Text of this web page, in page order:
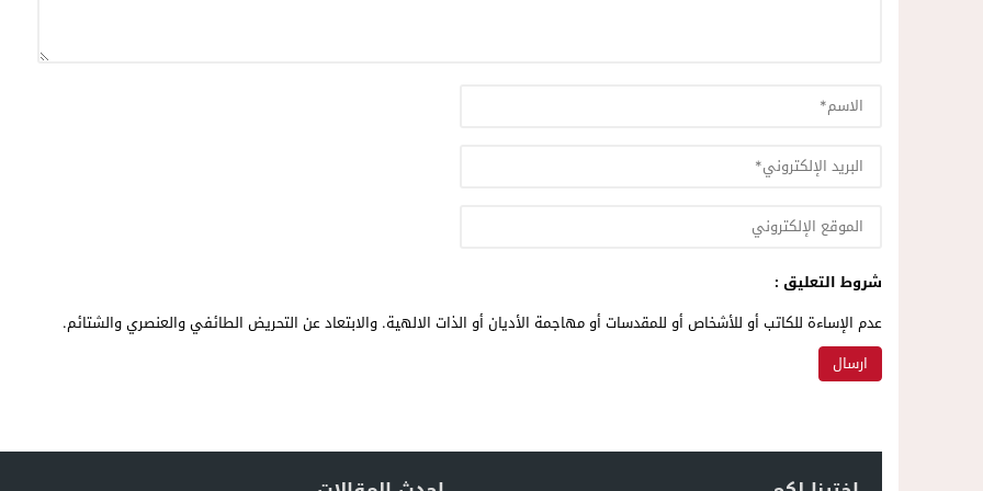
شروط التعليق :
عدم الإساءة للكاتب أو للأشخاص أو للمقدسات أو مهاجمة الأديان أو الذات الالهية. والابتعاد عن التحريض الطائفي والعنصري والشتائم.